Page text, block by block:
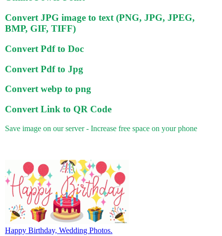
Convert JPG image to text (PNG, JPG, JPEG,
BMP, GIF, TIFF)
Convert Pdf to Doc
Convert Pdf to Jpg
Convert webp to png
Convert Link to QR Code
Save image on our server - Increase free space on your phone
Happy Birthday, Wedding Photos.